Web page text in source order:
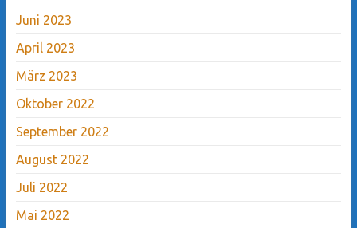
Juni 2023
April 2023
März 2023
Oktober 2022
September 2022
August 2022
Juli 2022
Mai 2022